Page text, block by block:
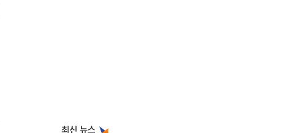
최신 뉴스